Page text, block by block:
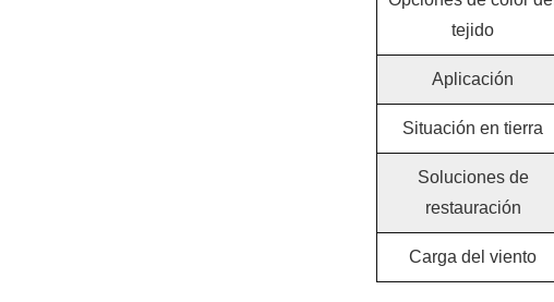
tejido
Aplicación
Situación en tierra
Soluciones de
restauración
Carga del viento